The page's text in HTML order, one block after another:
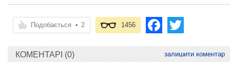
Подобається • 2 1456
КОМЕНТАРІ (0) залишити коментар